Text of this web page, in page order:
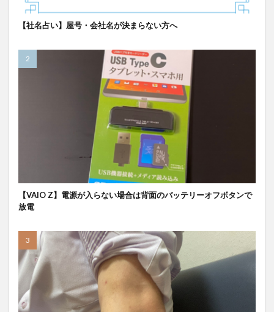
【社名占い】屋号・会社名が決まらない方へ
【VAIO Z】電源が入らない場合は背面のバッテリーオフボタンで
放電